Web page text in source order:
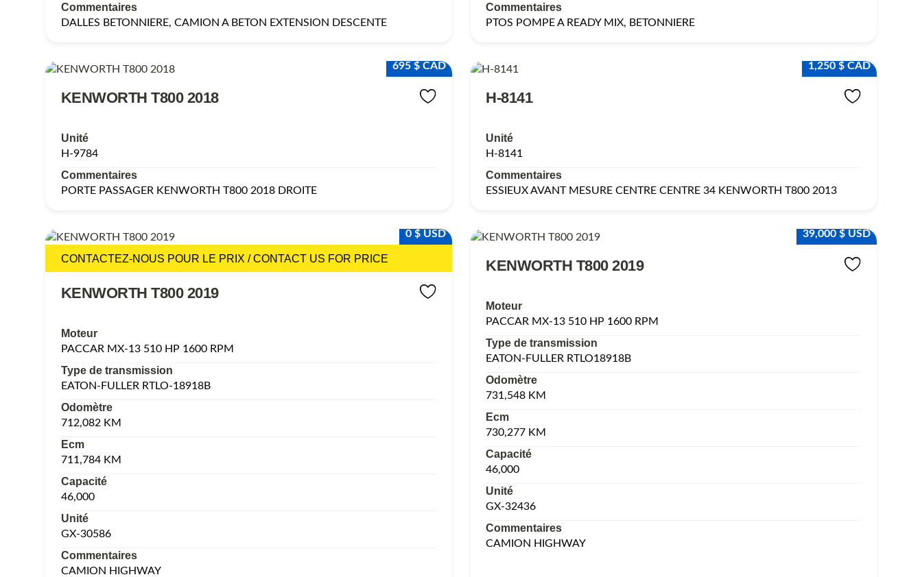
Commentaires
DALLES BETONNIERE, CAMION A BETON EXTENSION DESCENTE
Commentaires
PTOS POMPE A READY MIX, BETONNIERE
695 $ CAD
KENWORTH T800 2018
Unité
H-9784
Commentaires
PORTE PASSAGER KENWORTH T800 2018 DROITE
1,250 $ CAD
H-8141
Unité
H-8141
Commentaires
ESSIEUX AVANT MESURE CENTRE CENTRE 34 KENWORTH T800 2013
0 $ USD
CONTACTEZ-NOUS POUR LE PRIX / CONTACT US FOR PRICE
KENWORTH T800 2019
Moteur
PACCAR MX-13 510 HP 1600 RPM
Type de transmission
EATON-FULLER RTLO-18918B
Odomètre
712,082 KM
Ecm
711,784 KM
Capacité
46,000
Unité
GX-30586
Commentaires
CAMION HIGHWAY
39,000 $ USD
KENWORTH T800 2019
Moteur
PACCAR MX-13 510 HP 1600 RPM
Type de transmission
EATON-FULLER RTLO18918B
Odomètre
731,548 KM
Ecm
730,277 KM
Capacité
46,000
Unité
GX-32436
Commentaires
CAMION HIGHWAY